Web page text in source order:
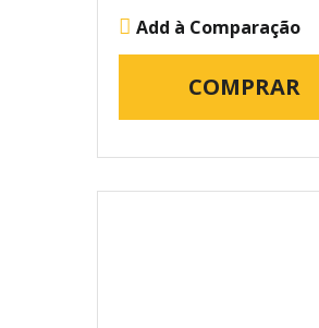
Add à Comparação
COMPRAR